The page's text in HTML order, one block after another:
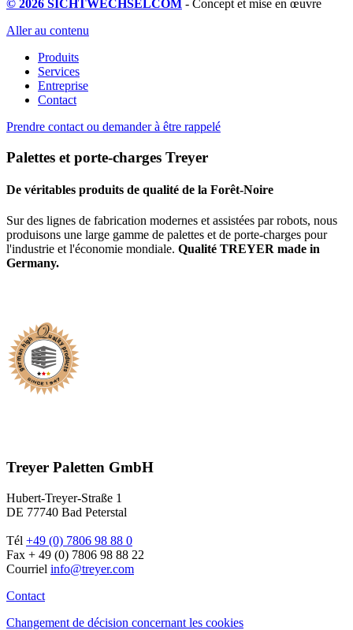
© 2026 SICHTWECHSELCOM - Concept et mise en œuvre
Aller au contenu
Produits
Services
Entreprise
Contact
Prendre contact ou demander à être rappelé
Palettes et porte-charges Treyer
De véritables produits de qualité de la Forêt-Noire
Sur des lignes de fabrication modernes et assistées par robots, nous
produisons une large gamme de palettes et de porte-charges pour
l'industrie et l'économie mondiale. Qualité TREYER made in
Germany.
Treyer Paletten GmbH
Hubert-Treyer-Straße 1
DE 77740 Bad Peterstal
Tél +49 (0) 7806 98 88 0
Fax + 49 (0) 7806 98 88 22
Courriel info@treyer.com
Contact
Changement de décision concernant les cookies